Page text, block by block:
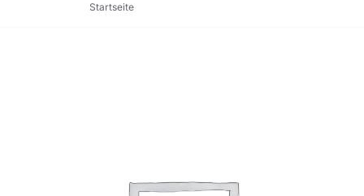
Startseite